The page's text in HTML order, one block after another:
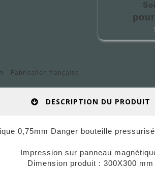
- Fabrication française.
DESCRIPTION DU PRODUIT
0,75mm Danger bouteille
Impression sur panneau
Dimension produit : 300X300 mm